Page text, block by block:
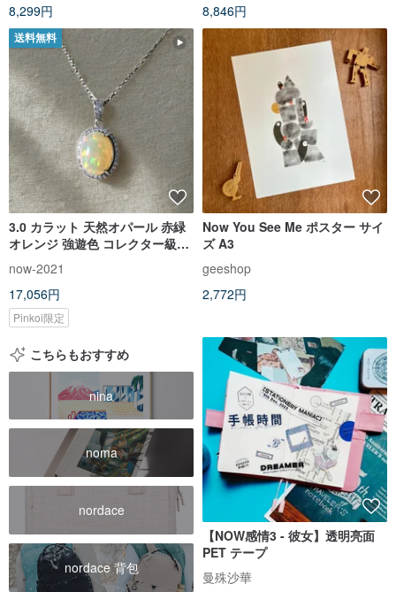
8,299円
8,846円
送料無料
3.0 カラット 天然オパール 赤緑
オレンジ 強遊色 コレクター級フ
シルバーネックレス ギフト
now-2021
17,056円
Pinkoi限定
Now You See Me ポスター サイ
ズ A3
geeshop
2,772円
こちらもおすすめ
nina
noma
nordace
nordace 背包
【NOW感情3 - 彼女】透明亮面
PET テープ
曼殊沙華